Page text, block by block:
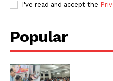
I've read and accept the
Popular